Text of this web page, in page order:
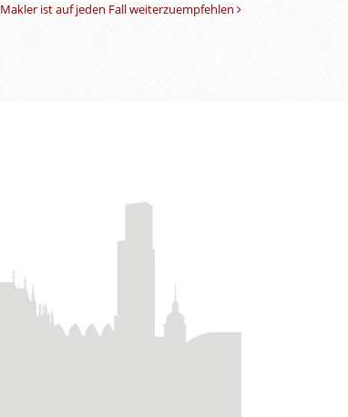
Makler ist auf jeden Fall weiterzuempfehlen